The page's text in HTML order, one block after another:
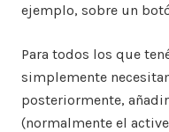
ejemplo, sobre un
Para todos los que
simplemente
posteriormente,
(normalmente el